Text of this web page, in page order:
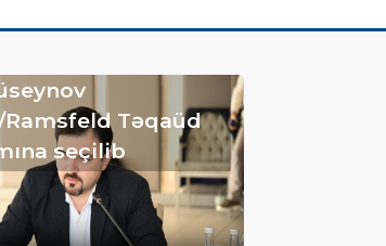
Ramsfeld Təqaüd
seçilib